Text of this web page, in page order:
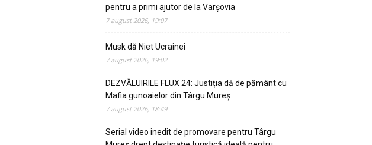
pentru a primi ajutor de la Varșovia
7 august 2026, 19:07
Musk dă Niet Ucrainei
7 august 2026, 19:02
DEZVĂLUIRILE FLUX 24: Justiția dă de pământ cu
Mafia gunoaielor din Târgu Mureș
7 august 2026, 18:49
Serial video inedit de promovare pentru Târgu